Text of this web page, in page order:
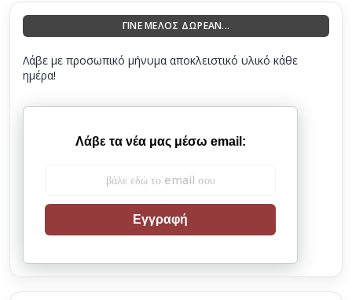
ΓΙΝΕ ΜΕΛΟΣ ΔΩΡΕΑΝ...
Λάβε με προσωπικό μήνυμα αποκλειστικό υλικό κάθε
ημέρα!
Λάβε τα νέα μας μέσω email:
Εγγραφή